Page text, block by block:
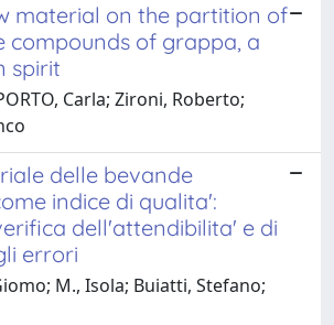
material on the partition of
compounds of grappa, a
spirit
Carla; Zironi, Roberto;
delle bevande
indice di qualita':
dell'attendibilita' e di
errori
M., Isola; Buiatti, Stefano;